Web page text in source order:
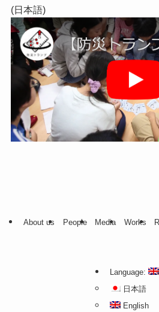
(日本語)
About us People Media Works
Language:
日本語
English